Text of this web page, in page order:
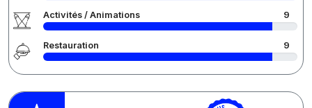
Activités / Animations 9
Restauration 9